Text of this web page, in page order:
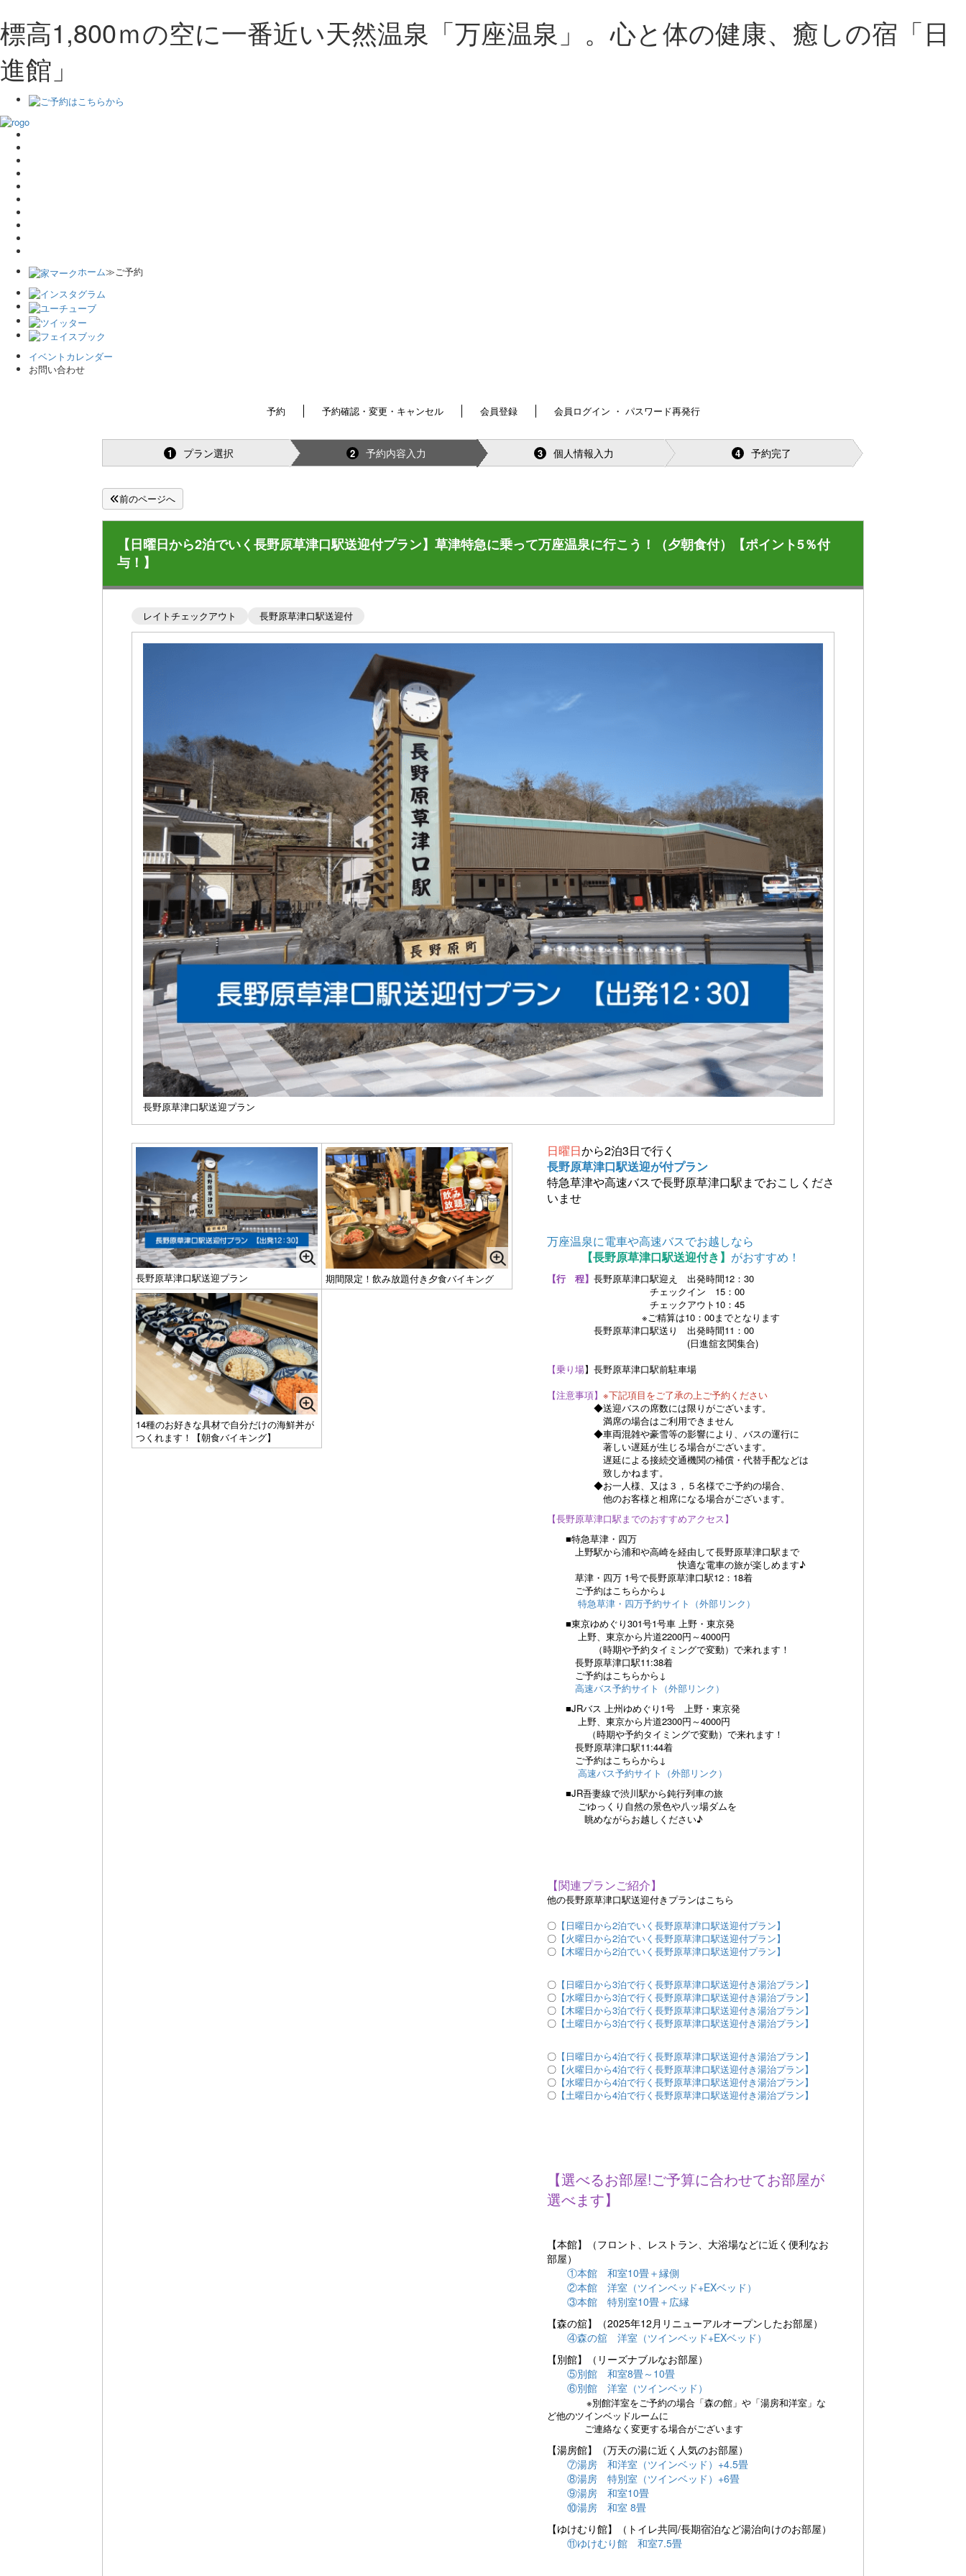
標高1,800ｍの空に一番近い天然温泉「万座温泉」。心と体の健康、癒しの宿「日
進館」
ホーム≫ご予約
イベントカレンダー
お問い合わせ
予約 予約確認・変更・キャンセル 会員登録 会員ログイン ・ パスワード再発行
1 プラン選択 2 予約内容入力 3 個人情報入力 4 予約完了
前のページへ
【日曜日から2泊でいく長野原草津口駅送迎付プラン】草津特急に乗って万座温泉に行こう！（夕朝食付）【ポイント5％付
与！】
レイトチェックアウト 長野原草津口駅送迎付
長野原草津口駅送迎プラン
日曜日から2泊3日で行く
長野原草津口駅送迎が付プラン
特急草津や高速バスで長野原草津口駅までおこしくださ
いませ
万座温泉に電車や高速バスでお越しなら
【長野原草津口駅送迎付き】 がおすすめ！
【行 程】 長野原草津口駅迎え 出発時間12：30
チェックイン 15：00
チェックアウト10：45
※ご精算は10：00までとなります
長野原草津口駅送り 出発時間11：00
(日進舘玄関集合)
【乗り場】長野原草津口駅前駐車場
【注意事項】 ※下記項目をご了承の上ご予約ください
◆送迎バスの席数には限りがございます。
満席の場合はご利用できません
◆車両混雑や豪雪等の影響により、バスの運行に
著しい遅延が生じる場合がございます。
遅延による接続交通機関の補償・代替手配などは
致しかねます。
◆お一人様、又は３，５名様でご予約の場合、
他のお客様と相席になる場合がございます。
【長野原草津口駅までのおすすめアクセス】
■特急草津・四万
上野駅から浦和や高崎を経由して長野原草津口駅まで
快適な電車の旅が楽しめます♪
草津・四万 1号で長野原草津口駅12：18着
ご予約はこちらから↓
特急草津・四万予約サイト（外部リンク）
■東京ゆめぐり301号1号車 上野・東京発
上野、東京から片道2200円～4000円
（時期や予約タイミングで変動）で来れます！
長野原草津口駅11:38着
ご予約はこちらから↓
高速バス予約サイト（外部リンク）
■JRバス 上州ゆめぐり1号 上野・東京発
上野、東京から片道2300円～4000円
（時期や予約タイミングで変動）で来れます！
長野原草津口駅11:44着
ご予約はこちらから↓
高速バス予約サイト（外部リンク）
■JR吾妻線で渋川駅から鈍行列車の旅
ごゆっくり自然の景色や八ッ場ダムを
眺めながらお越しください♪
【関連プランご紹介】
他の長野原草津口駅送迎付きプランはこちら
〇 【日曜日から2泊でいく長野原草津口駅送迎付プラン】
〇 【火曜日から2泊でいく長野原草津口駅送迎付プラン】
〇 【木曜日から2泊でいく長野原草津口駅送迎付プラン】
〇 【日曜日から3泊で行く長野原草津口駅送迎付き湯治プラン】
〇 【水曜日から3泊で行く長野原草津口駅送迎付き湯治プラン】
〇 【木曜日から3泊で行く長野原草津口駅送迎付き湯治プラン】
〇 【土曜日から3泊で行く長野原草津口駅送迎付き湯治プラン】
〇 【日曜日から4泊で行く長野原草津口駅送迎付き湯治プラン】
〇 【火曜日から4泊で行く長野原草津口駅送迎付き湯治プラン】
〇 【水曜日から4泊で行く長野原草津口駅送迎付き湯治プラン】
〇 【土曜日から4泊で行く長野原草津口駅送迎付き湯治プラン】
【選べるお部屋!ご予算に合わせてお部屋が
選べます】
【本館】（フロント、レストラン、大浴場などに近く便利なお
部屋）
①本館 和室10畳＋縁側
②本館 洋室（ツインベッド+EXベッド）
③本館 特別室10畳＋広縁
【森の舘】（2025年12月リニューアルオープンしたお部屋）
④森の舘 洋室（ツインベッド+EXベッド）
【別館】（リーズナブルなお部屋）
⑤別館 和室8畳～10畳
⑥別館 洋室（ツインベッド）
※別館洋室をご予約の場合「森の館」や「湯房和洋室」な
ど他のツインベッドルームに
ご連絡なく変更する場合がございます
【湯房館】（万天の湯に近く人気のお部屋）
⑦湯房 和洋室（ツインベッド）+4.5畳
⑧湯房 特別室（ツインベッド）+6畳
⑨湯房 和室10畳
⑩湯房 和室 8畳
【ゆけむり館】（トイレ共同/長期宿泊など湯治向けのお部屋）
⑪ゆけむり館 和室7.5畳
長野原草津口駅送迎プラン 期間限定！飲み放題付き夕食バイキング
14種のお好きな具材で自分だけの海鮮丼が
つくれます！【朝食バイキング】